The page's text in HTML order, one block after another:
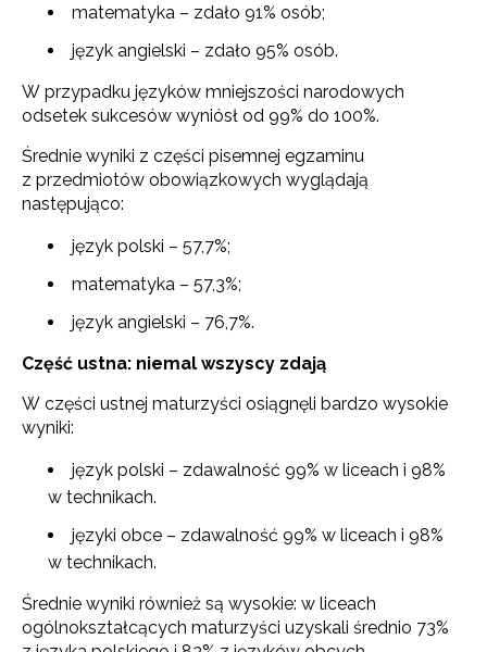
matematyka – zdało 91% osób;
język angielski – zdało 95% osób.
W przypadku języków mniejszości narodowych
odsetek sukcesów wyniósł od 99% do 100%.
Średnie wyniki z części pisemnej egzaminu
z przedmiotów obowiązkowych wyglądają
następująco:
język polski – 57,7%;
matematyka – 57,3%;
język angielski – 76,7%.
Część ustna: niemal wszyscy zdają
W części ustnej maturzyści osiągnęli bardzo wysokie
wyniki:
język polski – zdawalność 99% w liceach i 98%
w technikach.
języki obce – zdawalność 99% w liceach i 98%
w technikach.
Średnie wyniki również są wysokie: w liceach
ogólnokształcących maturzyści uzyskali średnio 73%